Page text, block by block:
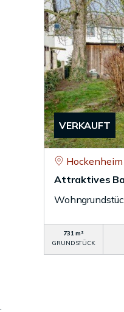
VERKAUFT
Hockenheim
Attraktives
731 m²
GRUNDSTÜCK
.